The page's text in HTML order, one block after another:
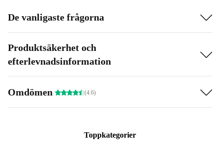
De vanligaste frågorna
Produktsäkerhet och
efterlevnadsinformation
Omdömen (4.6)
Toppkategorier